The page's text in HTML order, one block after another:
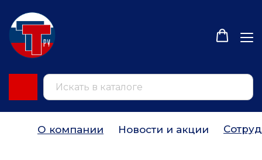
О компании Новости и акции